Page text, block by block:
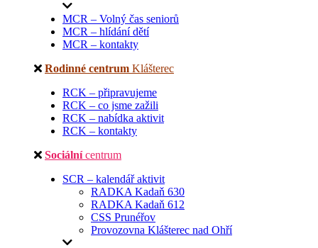
MCR – Volný čas seniorů
MCR – hlídání dětí
MCR – kontakty
Rodinné centrum Klášterec
RCK – připravujeme
RCK – co jsme zažili
RCK – nabídka aktivit
RCK – kontakty
Sociální centrum
SCR – kalendář aktivit
RADKA Kadaň 630
RADKA Kadaň 612
CSS Prunéřov
Provozovna Klášterec nad Ohří